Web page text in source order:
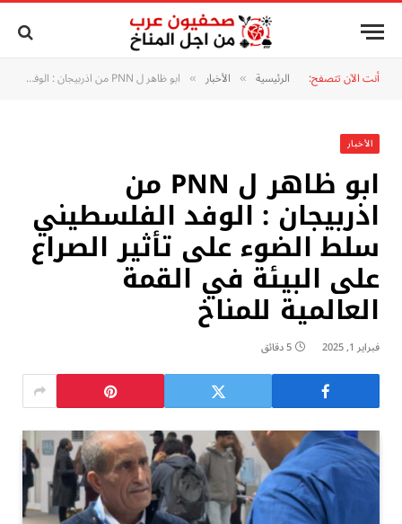
أنت الآن تتصفح: الرئيسية » الأخبار » ابو ظاهر ل PNN من اذربيجان : الوفد الفلسطيني سلط الضوء على تأثير الصراع على البيئة في القمة العالمية للمناخ
الأخبار
ابو ظاهر ل PNN من
اذربيجان : الوفد الفلسطيني
سلط الضوء على تأثير الصراع
على البيئة في القمة
العالمية للمناخ
فبراير 1, 2025 5 دقائق